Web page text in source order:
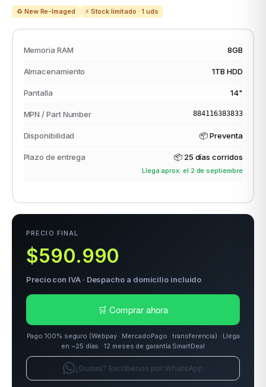
→
♻️ New Re-Imaged ⚡ Stock limitado · 1 uds
Memoria RAM 8GB
Almacenamiento 1TB HDD
Pantalla 14"
MPN / Part Number 884116383833
Disponibilidad 📦 Preventa
Plazo de entrega 📦 25 días corridos
Llega aprox. el 2 de septiembre
PRECIO FINAL
$590.990
Precio con IVA · Despacho a domicilio incluido
🛒 Comprar ahora
Pago 100% seguro (Webpay · MercadoPago · transferencia) · Llega
en ~25 días · 12 meses de garantía SmartDeal
¿Dudas? Escríbenos por WhatsApp